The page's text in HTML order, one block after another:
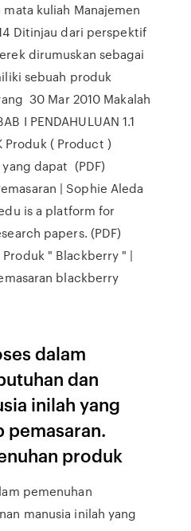
kuliah Manajemen
Ditinjau dari perspektif
dirumuskan sebagai
sebuah produk
30 Mar 2010 Makalah
I PENDAHULUAN 1.1
Produk ( Product )
dapat (PDF)
| Sophie Aleda
is a platform for
papers. (PDF)
Produk " Blackberry " |
blackberry
dalam
dan
inilah yang
pemasaran.
produk
pemenuhan
manusia inilah yang